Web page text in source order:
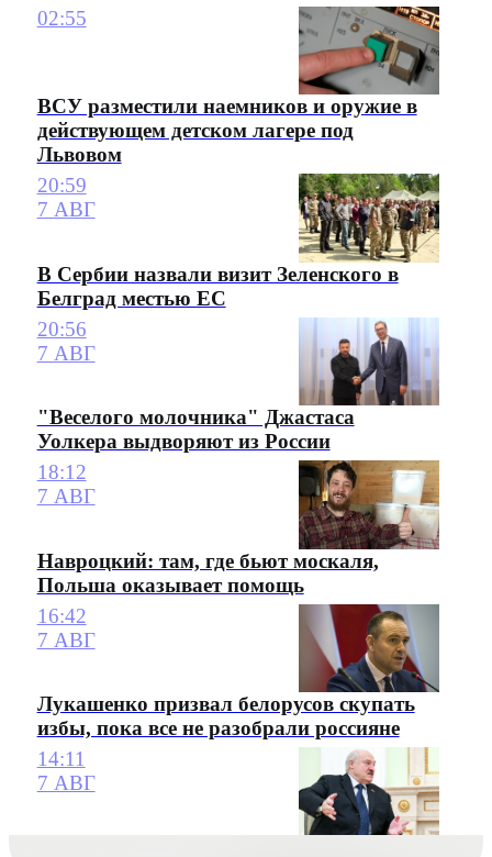
02:55
ВСУ разместили наемников и оружие в
действующем детском лагере под
Львовом
20:59
7 АВГ
В Сербии назвали визит Зеленского в
Белград местью ЕС
20:56
7 АВГ
"Веселого молочника" Джастаса
Уолкера выдворяют из России
18:12
7 АВГ
Навроцкий: там, где бьют москаля,
Польша оказывает помощь
16:42
7 АВГ
Лукашенко призвал белорусов скупать
избы, пока все не разобрали россияне
14:11
7 АВГ